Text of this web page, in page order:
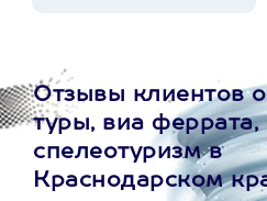
Отзывы клиентов
туры, виа феррата,
спелеотуризм в
Краснодарском